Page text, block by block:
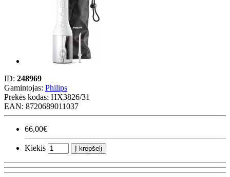
ID: 248969
Gamintojas: Philips
Prekės kodas: HX3826/31
EAN: 8720689011037
66,00€
Kiekis Į krepšelį